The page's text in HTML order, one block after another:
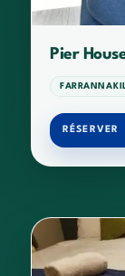
Pier
RÉSERVER